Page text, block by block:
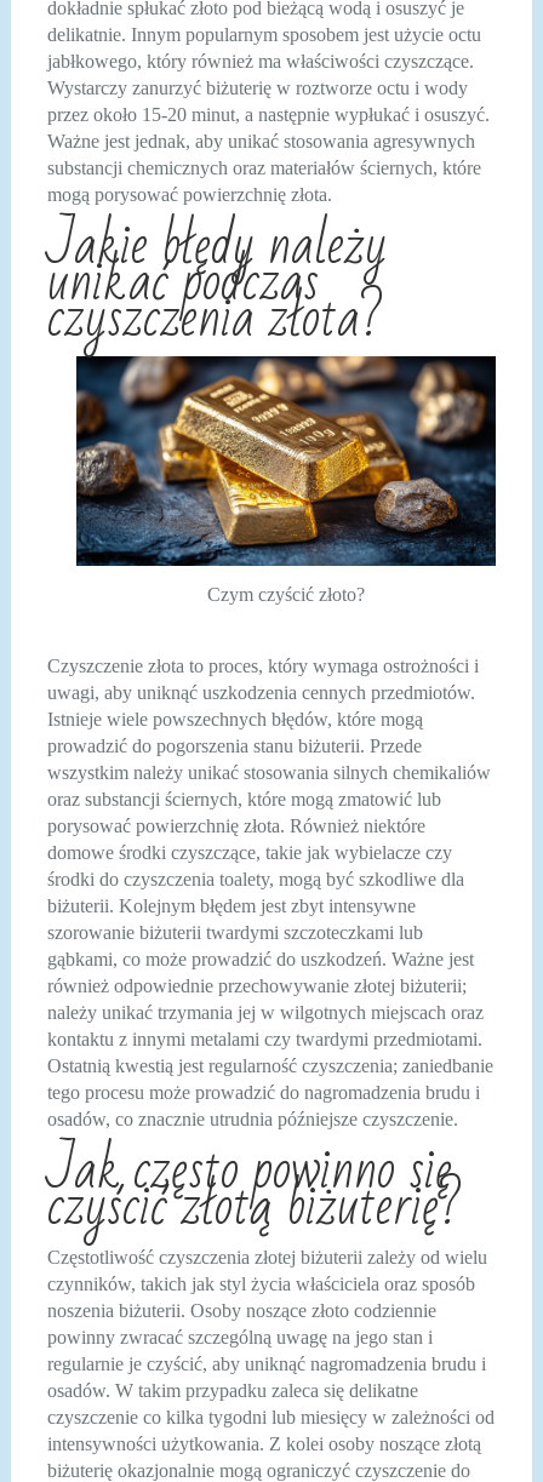
dokładnie spłukać złoto pod bieżącą wodą i osuszyć je
delikatnie. Innym popularnym sposobem jest użycie octu
jabłkowego, który również ma właściwości czyszczące.
Wystarczy zanurzyć biżuterię w roztworze octu i wody
przez około 15-20 minut, a następnie wypłukać i osuszyć.
Ważne jest jednak, aby unikać stosowania agresywnych
substancji chemicznych oraz materiałów ściernych, które
mogą porysować powierzchnię złota.
Jakie błędy należy
unikać podczas
czyszczenia złota?
Czym czyścić złoto?
Czyszczenie złota to proces, który wymaga ostrożności i
uwagi, aby uniknąć uszkodzenia cennych przedmiotów.
Istnieje wiele powszechnych błędów, które mogą
prowadzić do pogorszenia stanu biżuterii. Przede
wszystkim należy unikać stosowania silnych chemikaliów
oraz substancji ściernych, które mogą zmatowić lub
porysować powierzchnię złota. Również niektóre
domowe środki czyszczące, takie jak wybielacze czy
środki do czyszczenia toalety, mogą być szkodliwe dla
biżuterii. Kolejnym błędem jest zbyt intensywne
szorowanie biżuterii twardymi szczoteczkami lub
gąbkami, co może prowadzić do uszkodzeń. Ważne jest
również odpowiednie przechowywanie złotej biżuterii;
należy unikać trzymania jej w wilgotnych miejscach oraz
kontaktu z innymi metalami czy twardymi przedmiotami.
Ostatnią kwestią jest regularność czyszczenia; zaniedbanie
tego procesu może prowadzić do nagromadzenia brudu i
osadów, co znacznie utrudnia późniejsze czyszczenie.
Jak często powinno się
czyścić złotą biżuterię?
Częstotliwość czyszczenia złotej biżuterii zależy od wielu
czynników, takich jak styl życia właściciela oraz sposób
noszenia biżuterii. Osoby noszące złoto codziennie
powinny zwracać szczególną uwagę na jego stan i
regularnie je czyścić, aby uniknąć nagromadzenia brudu i
osadów. W takim przypadku zaleca się delikatne
czyszczenie co kilka tygodni lub miesięcy w zależności od
intensywności użytkowania. Z kolei osoby noszące złotą
biżuterię okazjonalnie mogą ograniczyć czyszczenie do